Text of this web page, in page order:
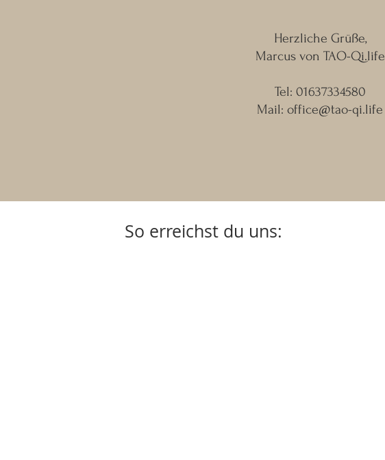
Herzliche Grüße,
Marcus von TAO-Qi.life
Tel: 01637334580
Mail: office@tao-qi.life
So erreichst du uns: